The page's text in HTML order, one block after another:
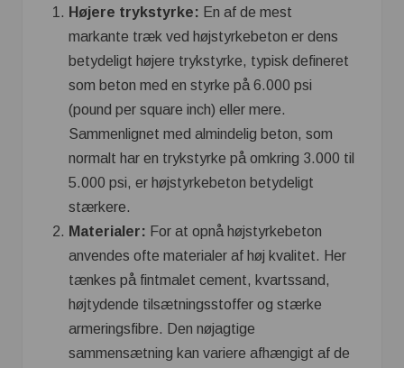
Højere trykstyrke: En af de mest
markante træk ved højstyrkebeton er dens
betydeligt højere trykstyrke, typisk defineret
som beton med en styrke på 6.000 psi
(pound per square inch) eller mere.
Sammenlignet med almindelig beton, som
normalt har en trykstyrke på omkring 3.000 til
5.000 psi, er højstyrkebeton betydeligt
stærkere.
Materialer: For at opnå højstyrkebeton
anvendes ofte materialer af høj kvalitet. Her
tænkes på fintmalet cement, kvartssand,
højtydende tilsætningsstoffer og stærke
armeringsfibre. Den nøjagtige
sammensætning kan variere afhængigt af de